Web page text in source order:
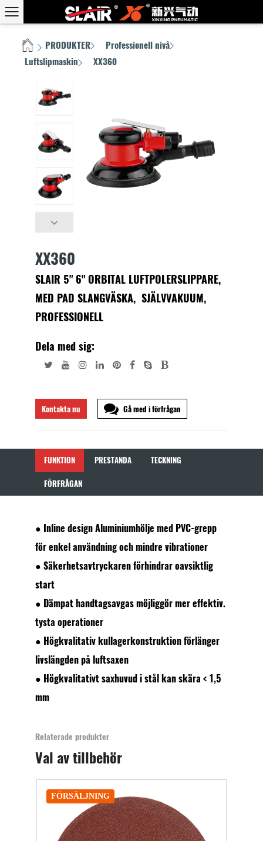
HEM PRODUKTER Professionell nivå
Luftslipmaskin XX360
XX360
SLAIR 5" 6" ORBITAL LUFTPOLERSLIPPARE,
MED PAD SLANGVÄSKA, SJÄLVVAKUUM,
PROFESSIONELL
Dela med sig:
Kontakta nu Gå med i förfrågan
FUNKTION PRESTANDA TECKNING
FÖRFRÅGAN
● Inline design Aluminiumhölje med PVC-grepp
för enkel användning och mindre vibrationer
● Säkerhetsavtryckaren förhindrar oavsiktlig
start
● Dämpat handtagsavgas möjliggör mer effektiv.
tysta operationer
● Högkvalitativ kullagerkonstruktion förlänger
livslängden på luftsaxen
● Högkvalitativt saxhuvud i stål kan skära < 1,5
mm
Relaterade produkter
Val av tillbehör
FÖRSÄLJNING